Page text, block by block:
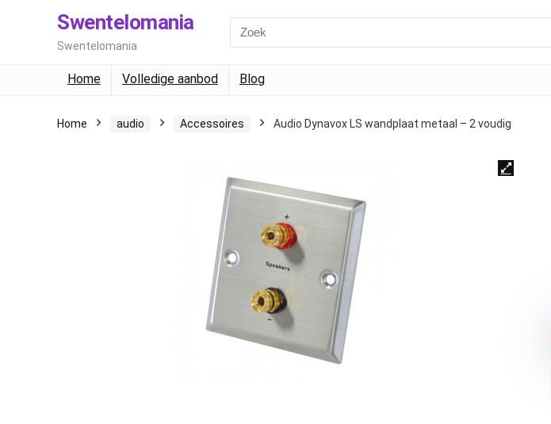
Swentelomania
Swentelomania
Home Volledige aanbod Blog
Home audio Accessoires Audio Dynavox LS wandplaat metaal – 2 voudig